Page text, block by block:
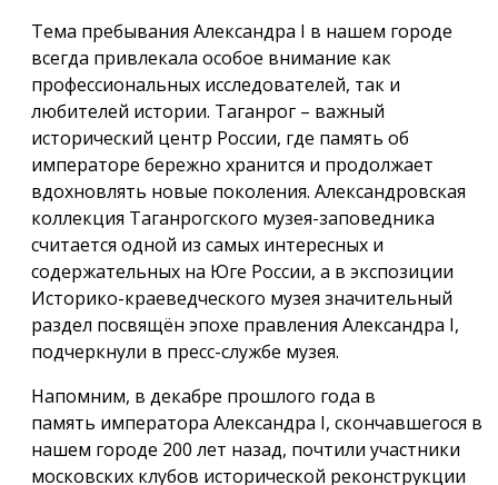
Тема пребывания Александра I в нашем городе
всегда привлекала особое внимание как
профессиональных исследователей, так и
любителей истории. Таганрог – важный
исторический центр России, где память об
императоре бережно хранится и продолжает
вдохновлять новые поколения. Александровская
коллекция Таганрогского музея-заповедника
считается одной из самых интересных и
содержательных на Юге России, а в экспозиции
Историко-краеведческого музея значительный
раздел посвящён эпохе правления Александра I,
подчеркнули в пресс-службе музея.
Напомним, в декабре прошлого года в
память императора Александра I, скончавшегося в
нашем городе 200 лет назад, почтили участники
московских клубов исторической реконструкции